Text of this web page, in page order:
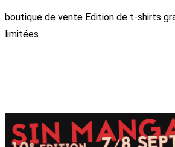
boutique de vente Edition de t-shirts
limitées